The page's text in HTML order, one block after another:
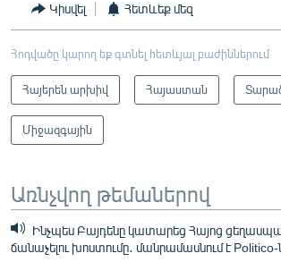
Կիսվել Հետևեք մեզ
Հոդվածը կարող եք գտնել հետևյալ բաժիններում
Հայերեն արխիվ Հայաստան
Միջազգային
Առնչվող թեմաներով
Ինչպես Բայդենը կատարեց Հայոց
ճանաչելու խոստումը․ մանրամասնում է Politico-